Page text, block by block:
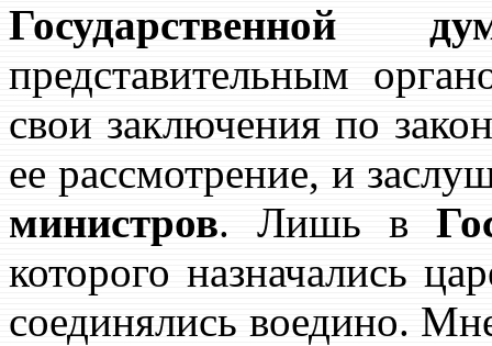
Государственной
представительным
свои заключения по
ее рассмотрение, и
министров. Лишь в
которого назначались
соединялись воедино.